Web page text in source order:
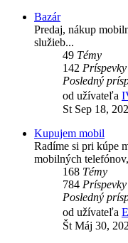
Bazár
Predaj, nákup
služieb...
49 Témy
142 Príspevky
Posledný
od užívateľa
St Sep 18,
Kupujem mobil
Radíme si pri kúpe
mobilných
168 Témy
784 Príspevky
Posledný
od užívateľa
Št Máj 30,